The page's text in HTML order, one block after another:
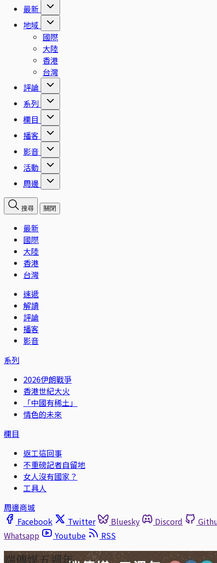
最新
地域
國際
大陸
香港
台灣
評論
系列
欄目
播客
影音
活動
周邊
搜尋 關閉
最新
國際
大陸
香港
台灣
速遞
解讀
評論
播客
影音
系列
2026伊朗戰爭
香港世紀大火
「中國有稀土」
情色的未來
欄目
返工這回事
不重磅記者自留地
女人沒有國家？
工具人
周邊商城
Facebook
Twitter Bluesky Discord
Whatsapp
Youtube RSS
端傳媒五週年